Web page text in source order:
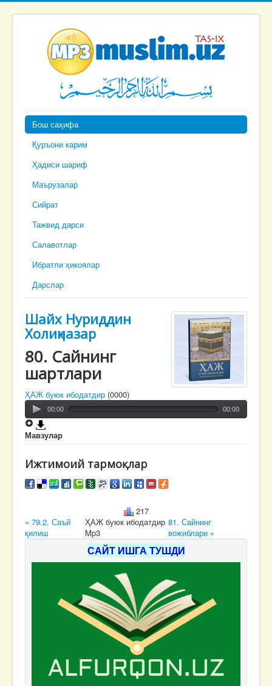
Бош саҳифа
Қуръони карим
Ҳадиси шариф
Маърузалар
Сийрат
Тажвид дарси
Салавотлар
Ибратли ҳикоялар
Дарслар
Шайх Нуриддин
Холиқназар
80. Сайнинг
шартлари
ҲАЖ буюк ибодатдир (0000)
00:00 00:00
Мавзулар
Ижтимоий тармоқлар
217
« 79.2. Саъй
қилиш
ҲАЖ буюк ибодатдир
Mp3
81. Сайнинг
вожиблари »
САЙТ ИШГА ТУШДИ